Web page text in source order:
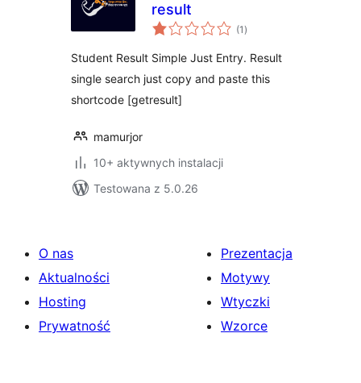
result
(1 wszystkich
ocen
)
Student Result Simple Just Entry. Result
single search just copy and paste this
shortcode [getresult]
mamurjor
10+ aktywnych instalacji
Testowana z 5.0.26
O nas
Aktualności
Hosting
Prywatność
Prezentacja
Motywy
Wtyczki
Wzorce